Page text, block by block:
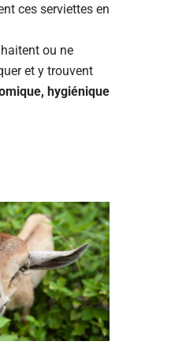
ces serviettes en
ou ne
et y trouvent
hygiénique